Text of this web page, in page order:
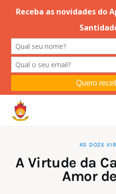
Editorial
Orações
Instruções
Espiritualidade
AS DOZE
A Virtude da
Amor